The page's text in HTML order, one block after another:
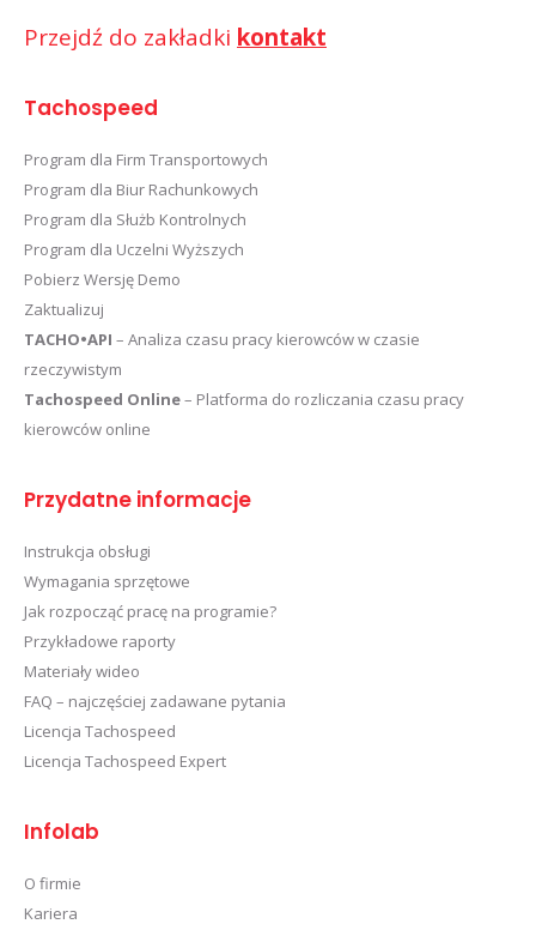
Przejdź do zakładki kontakt
Tachospeed
Program dla Firm Transportowych
Program dla Biur Rachunkowych
Program dla Służb Kontrolnych
Program dla Uczelni Wyższych
Pobierz Wersję Demo
Zaktualizuj
TACHO•API – Analiza czasu pracy kierowców w czasie
rzeczywistym
Tachospeed Online– Platforma do rozliczania czasu pracy
kierowców online
Przydatne informacje
Instrukcja obsługi
Wymagania sprzętowe
Jak rozpocząć pracę na programie?
Przykładowe raporty
Materiały wideo
FAQ – najczęściej zadawane pytania
Licencja Tachospeed
Licencja Tachospeed Expert
Infolab
O firmie
Kariera